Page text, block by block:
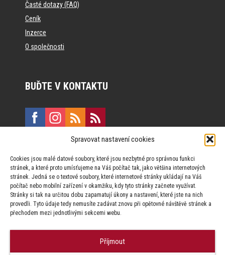
Spravovat nastavení cookies
Cookies jsou malé datové soubory, které jsou nezbytné pro správnou funkci
stránek, a které proto umísťujeme na Váš počítač tak, jako většina internetových
stránek. Jedná se o textové soubory, které internetové stránky ukládají na Váš
počítač nebo mobilní zařízení v okamžiku, kdy tyto stránky začnete využívat.
Stránky si tak na určitou dobu zapamatují úkony a nastavení, které jste na nich
provedli. Tyto údaje tedy nemusíte zadávat znovu při opětovné návštěvě stránek a
přechodem mezi jednotlivými sekcemi webu.
Příjmout
Časté dotazy (FAQ)
Ceník
Inzerce
O společnosti
BUĎTE V KONTAKTU
Vinohradská 190, 130 00 Praha 3
Za publikovaný obsah odpovídají jednotliví autoři.